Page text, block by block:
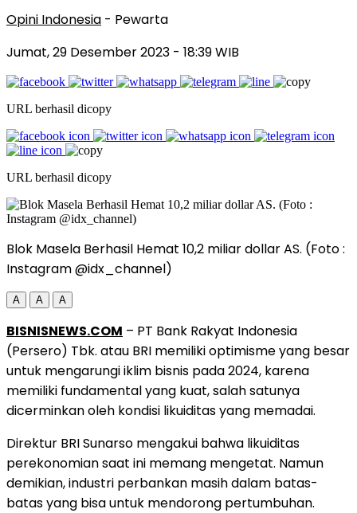
Opini Indonesia - Pewarta
Jumat, 29 Desember 2023 - 18:39 WIB
URL berhasil dicopy
URL berhasil dicopy
Blok Masela Berhasil Hemat 10,2 miliar dollar AS. (Foto :
Instagram @idx_channel)
A A A
BISNISNEWS.COM – PT Bank Rakyat Indonesia
(Persero) Tbk. atau BRI memiliki optimisme yang besar
untuk mengarungi iklim bisnis pada 2024, karena
memiliki fundamental yang kuat, salah satunya
dicerminkan oleh kondisi likuiditas yang memadai.
Direktur BRI Sunarso mengakui bahwa likuiditas
perekonomian saat ini memang mengetat. Namun
demikian, industri perbankan masih dalam batas-
batas yang bisa untuk mendorong pertumbuhan.